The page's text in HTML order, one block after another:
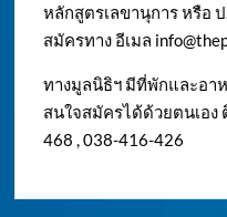
หลักสูตรเลขานุการ หรือ
สมัครทาง อีเมล
ทางมูลนิธิฯ มีที่พักและอา
สนใจสมัครได้ด้วยตนเอ
468 , 038-416-426